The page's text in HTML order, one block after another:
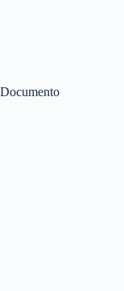
Documento